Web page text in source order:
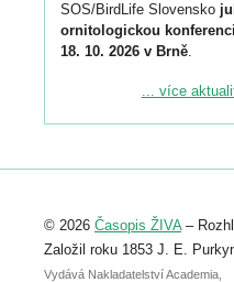
SOS/BirdLife Slovensko
ornitologickou
18. 10. 2026 v Brně.
Podrobnější informace ke
Registrovat se můžete do
abstraktu přihlášené
posteru je už 30. června.
... více
© 2026 Časopis ŽIVA–
Založil roku 1853 J. E.
Vydává Nakladatelství Academia,